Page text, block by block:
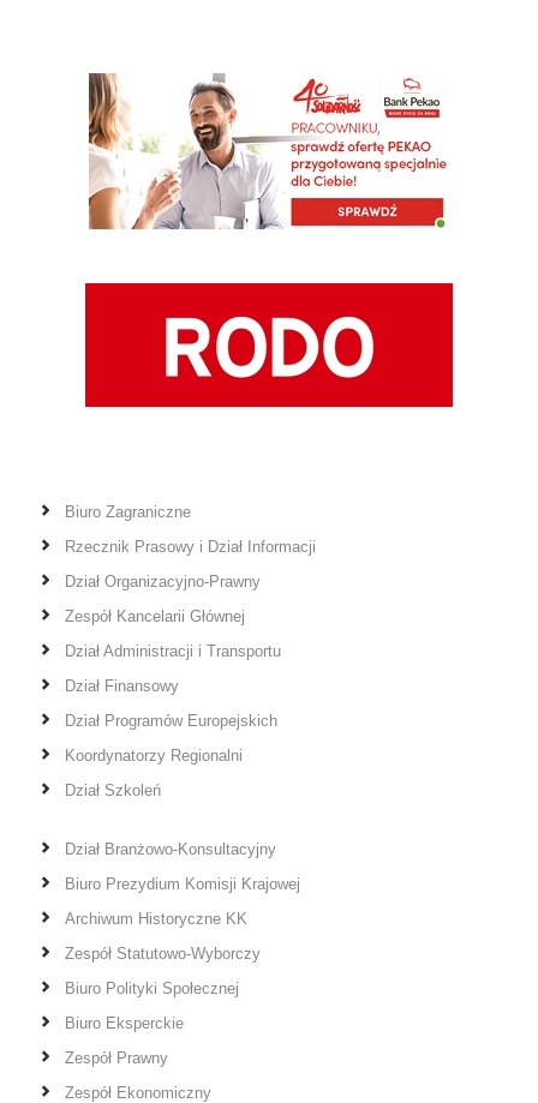
Biuro Zagraniczne
Rzecznik Prasowy i Dział Informacji
Dział Organizacyjno-Prawny
Zespół Kancelarii Głównej
Dział Administracji i Transportu
Dział Finansowy
Dział Programów Europejskich
Koordynatorzy Regionalni
Dział Szkoleń
Dział Branżowo-Konsultacyjny
Biuro Prezydium Komisji Krajowej
Archiwum Historyczne KK
Zespół Statutowo-Wyborczy
Biuro Polityki Społecznej
Biuro Eksperckie
Zespół Prawny
Zespół Ekonomiczny